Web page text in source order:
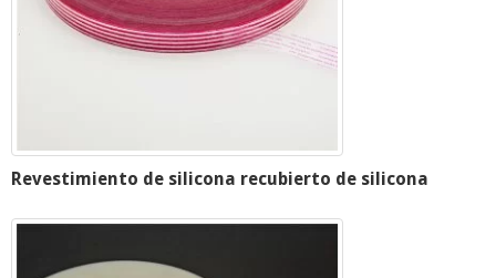
Revestimiento de silicona recubierto de silicona